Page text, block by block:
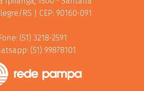
RS | CEP: 90160-091
Fone: (51) 3218-2591
(51) 99878101